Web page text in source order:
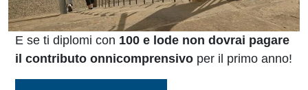
E se ti diplomi con 100 e lode non dovrai pagare
il contributo onnicomprensivo per il primo anno!